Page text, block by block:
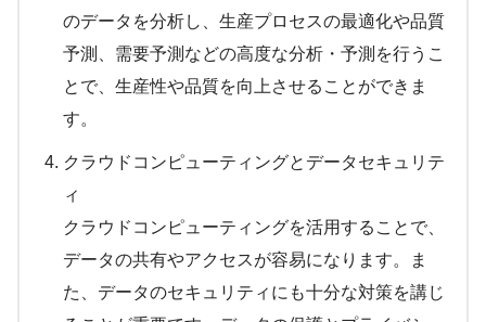
のデータを分析し、生産プロセスの最適化や品質
予測、需要予測などの高度な分析・予測を行うこ
とで、生産性や品質を向上させることができま
す。
クラウドコンピューティングとデータセキュリテ
ィ
クラウドコンピューティングを活用することで、
データの共有やアクセスが容易になります。ま
た、データのセキュリティにも十分な対策を講じ